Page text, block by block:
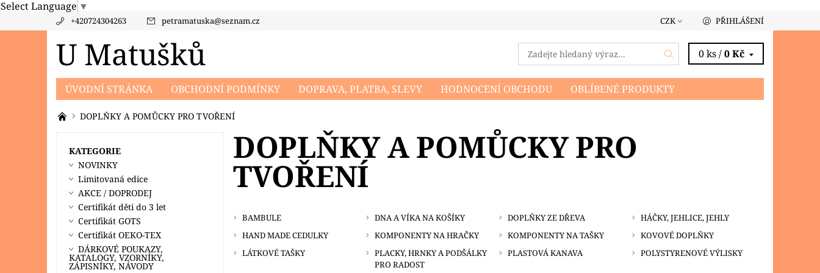
Select Language ▼
+420724304263 petramatuska@seznam.cz CZK PŘIHLÁŠENÍ
U Matušků 0 ks /0 Kč
ÚVODNÍ STRÁNKA OBCHODNÍ PODMÍNKY DOPRAVA, PLATBA, SLEVY HODNOCENÍ OBCHODU
OBLÍBENÉ PRODUKTY
PRODÁVANÉ ZNAČKY
KONTAKTY
DOPLŇKY A POMŮCKY PRO TVOŘENÍ
DOPLŇKY A POMŮCKY PRO
TVOŘENÍ
BAMBULE DNA A VÍKA NA KOŠÍKY DOPLŇKY ZE DŘEVA
HÁČKY, JEHLICE, JEHLY
HAND MADE CEDULKY
KOMPONENTY NA HRAČKY KOMPONENTY NA TAŠKY
KOVOVÉ DOPLŇKY
LÁTKOVÉ TAŠKY
PLACKY, HRNKY A PODŠÁLKY
PRO RADOST
PLASTOVÁ KANAVA POLYSTYRENOVÉ VÝLISKY
KATEGORIE
NOVINKY
Limitovaná edice
AKCE / DOPRODEJ
Certifikát děti do 3 let
Certifikát GOTS
Certifikát OEKO-TEX
DÁRKOVÉ POUKAZY,
KATALOGY, VZORNÍKY,
ZÁPISNÍKY, NÁVODY